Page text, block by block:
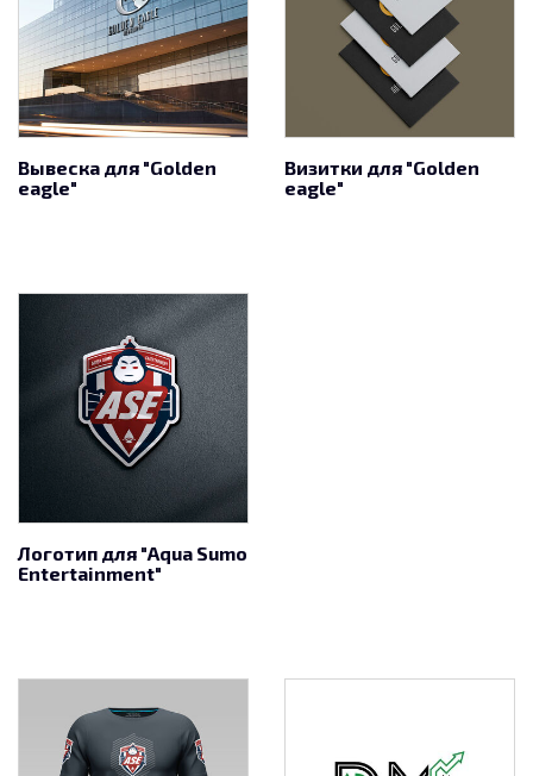
Вывеска для "Golden
eagle"
Визитки для "Golden
eagle"
Логотип для "Aqua Sumo
Entertainment"